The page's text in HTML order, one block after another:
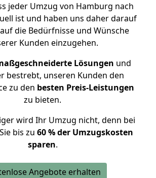
jeder Umzug von Hamburg nach
ist und haben uns daher darauf
die Bedürfnisse und Wünsche
Kunden einzugehen.
Lösungen und
bestrebt, unseren Kunden den
zu den besten Preis-Leistungen
zu bieten.
wird Ihr Umzug nicht, denn bei
bis zu 60 % der Umzugskosten
sparen.
Angebote erhalten